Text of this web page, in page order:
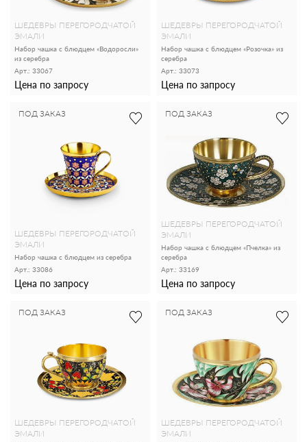
ШЕДЕВРЫ ПЕРЕГОРОДЧАТОЙ
ЭМАЛИ
Набор чашка с блюдцем «Водоросли»
из серебра
Арт.: 33067
Цена по запросу
ШЕДЕВРЫ ПЕРЕГОРОДЧАТОЙ
ЭМАЛИ
Набор чашка с блюдцем «Розочка» из
серебра
Арт.: 33073
Цена по запросу
ПОД ЗАКАЗ
ШЕДЕВРЫ ПЕРЕГОРОДЧАТОЙ
ЭМАЛИ
Набор чашка с блюдцем из серебра
Арт.: 33086
Цена по запросу
ПОД ЗАКАЗ
ШЕДЕВРЫ ПЕРЕГОРОДЧАТОЙ
ЭМАЛИ
Набор чашка с блюдцем «Пчелка» из
серебра
Арт.: 33169
Цена по запросу
ПОД ЗАКАЗ
ШЕДЕВРЫ ПЕРЕГОРОДЧАТОЙ
ЭМАЛИ
ПОД ЗАКАЗ
ШЕДЕВРЫ ПЕРЕГОРОДЧАТОЙ
ЭМАЛИ